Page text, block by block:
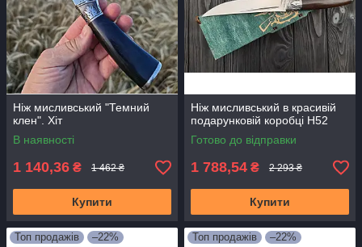
Ніж мисливський "Темний
клен". Хіт
В наявності
1 140,36 ₴ 1 462 ₴
Купити
Ніж мисливський в красивій
подарунковій коробці H52
Готово до відправки
1 788,54 ₴ 2 293 ₴
Купити
Топ продажів
–22%
Топ продажів –22%